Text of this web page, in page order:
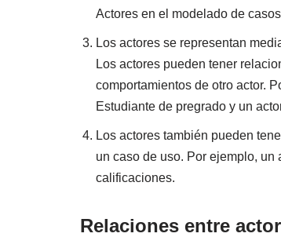
Actores en el modelado de
Los actores se representan
Los actores pueden tener
comportamientos de otro actor.
Estudiante de pregrado y un
Los actores también pueden
un caso de uso. Por ejemplo,
calificaciones.
Relaciones entre